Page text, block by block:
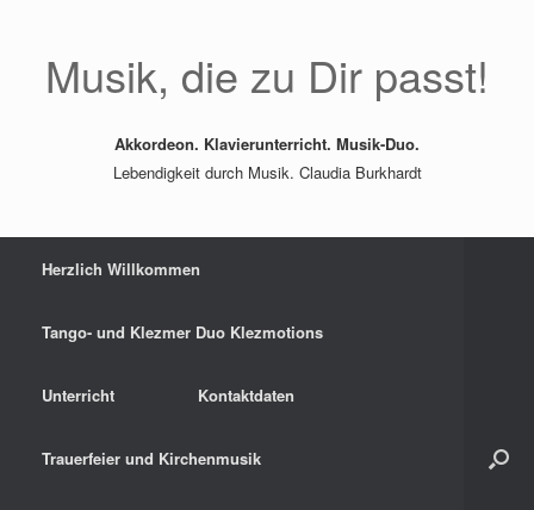
Musik, die zu Dir passt!
Akkordeon. Klavierunterricht. Musik-Duo.
Lebendigkeit durch Musik. Claudia Burkhardt
Herzlich Willkommen
Tango- und Klezmer Duo Klezmotions
Unterricht Kontaktdaten
Trauerfeier und Kirchenmusik